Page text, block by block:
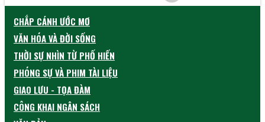
CHẮP CÁNH ƯỚC MƠ
VĂN HÓA VÀ ĐỜI SỐNG
THỜI SỰ NHÌN TỪ PHỐ HIẾN
PHÓNG SỰ VÀ PHIM TÀI LIỆU
GIAO LƯU - TỌA ĐÀM
CÔNG KHAI NGÂN SÁCH